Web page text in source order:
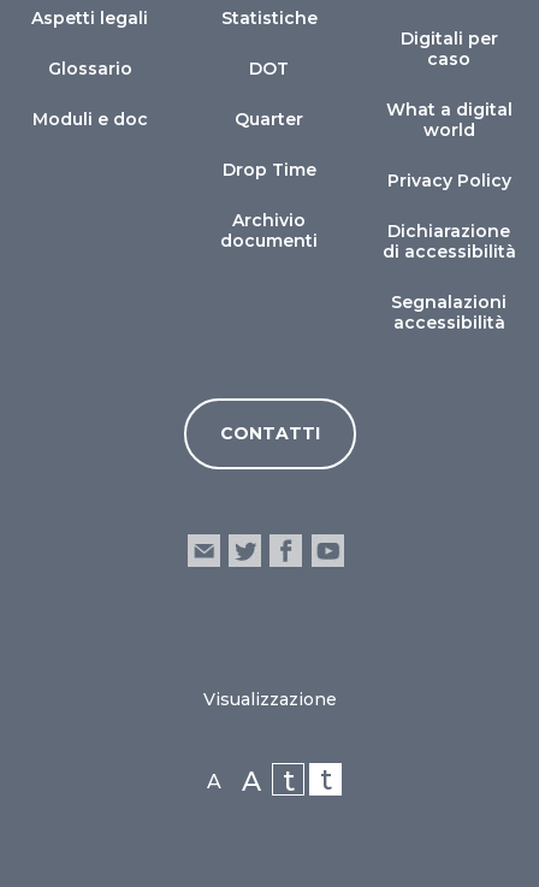
Aspetti legali
Glossario
Moduli e doc
Statistiche
DOT
Quarter
Drop Time
Archivio
documenti
Digitali per
caso
What a digital
world
Privacy Policy
Dichiarazione
di accessibilità
Segnalazioni
accessibilità
CONTATTI
Visualizzazione
A A t t